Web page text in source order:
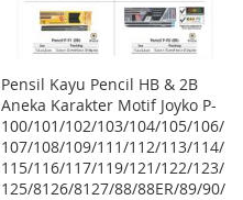
Pensil Kayu Pencil HB & 2B
Aneka Karakter Motif Joyko P-
100/101/102/103/104/105/106/
107/108/109/111/112/113/114/
115/116/117/119/121/122/123/
125/8126/8127/88/88ER/89/90/